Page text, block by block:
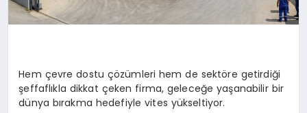
Hem çevre dostu çözümleri hem de sektöre getirdiği
şeffaflıkla dikkat çeken firma, geleceğe yaşanabilir bir
dünya bırakma hedefiyle vites yükseltiyor.